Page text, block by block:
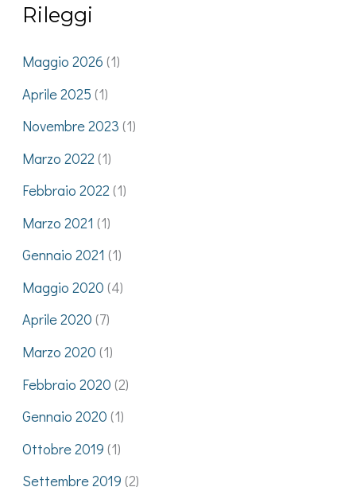
Rileggi
Maggio 2026 (1)
Aprile 2025 (1)
Novembre 2023 (1)
Marzo 2022 (1)
Febbraio 2022(1)
Marzo 2021 (1)
Gennaio 2021 (1)
Maggio 2020 (4)
Aprile 2020 (7)
Marzo 2020 (1)
Febbraio 2020 (2)
Gennaio 2020 (1)
Ottobre 2019 (1)
Settembre 2019 (2)